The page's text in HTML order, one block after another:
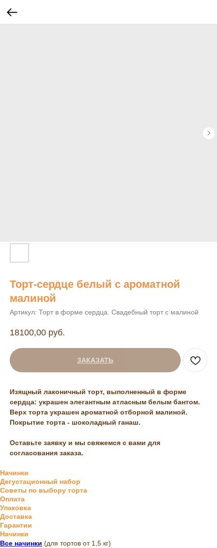
Торт-сердце белый с ароматной
малиной
Артикул: Торт в форме сердца. Свадебный торт с малиной
18100,00 руб.
ЗАКАЗАТЬ
Изящный лаконичный торт, выполненный в форме
сердца: украшен элегантным атласным белым бантом.
Верх торта украшен ароматной отборной малиной.
Покрытие торта - шоколадный ганаш.
Оставьте заявку и мы свяжемся с вами для
согласования заказа.
Начинки
Дегустационный набор
Советы по выбору торта
Оплата
Упаковка
Доставка
Гарантии
Начинки
Все начинки (для тортов от 1,5 кг)